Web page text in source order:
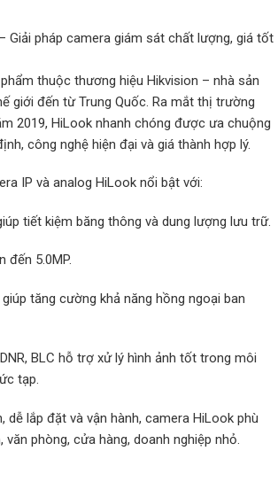
Giải pháp camera giám sát chất lượng, giá tốt
thuộc thương hiệu Hikvision – nhà sản
giới đến từ Trung Quốc. Ra mắt thị trường
2019, HiLook nhanh chóng được ưa chuộng
công nghệ hiện đại và giá thành hợp lý.
IP và analog HiLook nổi bật với:
tiết kiệm băng thông và dung lượng lưu trữ.
đến 5.0MP.
giúp tăng cường khả năng hồng ngoại ban
BLC hỗ trợ xử lý hình ảnh tốt trong môi
tạp.
dễ lắp đặt và vận hành, camera HiLook phù
phòng, cửa hàng, doanh nghiệp nhỏ.